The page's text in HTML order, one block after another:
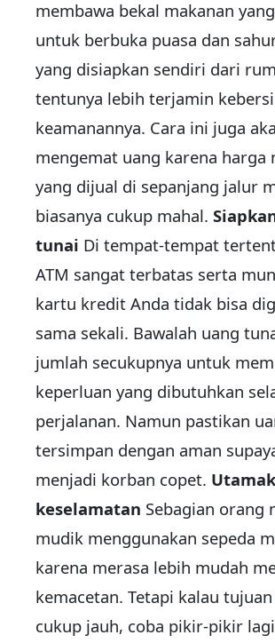
membawa bekal makanan
untuk berbuka puasa dan
yang disiapkan sendiri dari
tentunya lebih terjamin
keamanannya. Cara ini juga
mengemat uang karena harga
yang dijual di sepanjang jalur
biasanya cukup mahal.
tunai Di tempat-tempat
ATM sangat terbatas serta
kartu kredit Anda tidak bisa
sama sekali. Bawalah uang
jumlah secukupnya untuk
keperluan yang dibutuhkan
perjalanan. Namun pastikan
tersimpan dengan aman
menjadi korban copet.
keselamatan Sebagian orang
mudik menggunakan sepeda
karena merasa lebih mudah
kemacetan. Tetapi kalau
cukup jauh, coba pikir-pikir